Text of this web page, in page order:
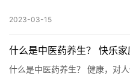
2023-03-15
什么是中医药养生？ 快乐家
什么是中医药养生？ 健康，对